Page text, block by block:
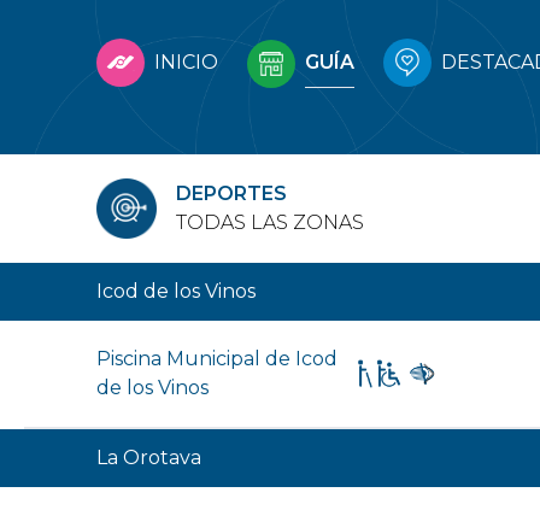
INICIO GUÍA
DEPORTES
TODAS LAS ZONAS
Icod de los Vinos
Piscina Municipal de Icod
de los Vinos
La Orotava